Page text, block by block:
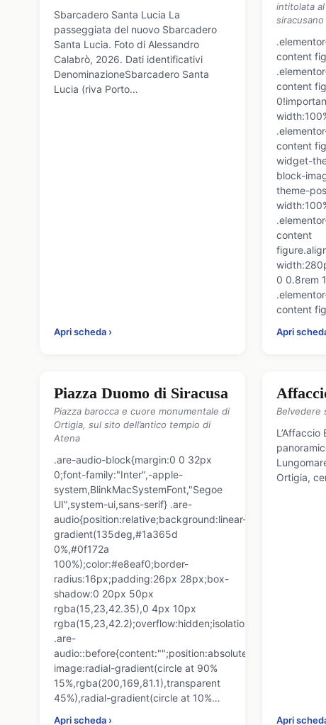
Sbarcadero Santa Lucia La
passeggiata del nuovo Sbarcadero
Santa Lucia. Foto di Alessandro
Calabrò, 2026. Dati identificativi
DenominazioneSbarcadero Santa
Lucia (riva Porto…
Apri scheda ›
intitolata
siracusano
content
content
content
widget-
block-
theme-
content
0 0.8rem
content
Apri
Piazza Duomo di Siracusa
Piazza barocca e cuore monumentale di
Ortigia, sul sito dell’antico tempio di
Atena
.are-audio-block{margin:0 0 32px
0;font-family:"Inter",-apple-
system,BlinkMacSystemFont,"Segoe
UI",system-ui,sans-serif} .are-
audio{position:relative;background:linear-
gradient(135deg,#1a365d
0%,#0f172a
100%);color:#e8eaf0;border-
radius:16px;padding:26px 28px;box-
shadow:0 20px 50px
rgba(15,23,42.35),0 4px 10px
rgba(15,23,42.2);overflow:hidden;isolation:isolate}
.are-
image:radial-gradient(circle at 90%
15%,rgba(200,169,81.1),transparent
45%),radial-gradient(circle at 10%…
Apri scheda ›
Belvedere
Ortigia,
Apri